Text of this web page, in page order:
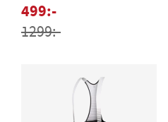
499:-
1299:-